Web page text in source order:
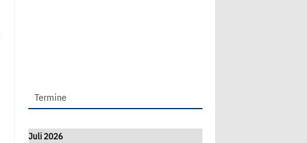
Termine
Juli 2026